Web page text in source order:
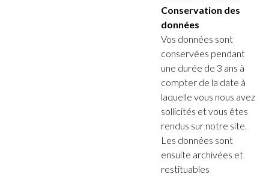
Conservation des
données
Vos données sont
conservées pendant
une durée de 3 ans à
compter de la date à
laquelle vous nous avez
sollicités et vous êtes
rendus sur notre site.
Les données sont
ensuite archivées et
restituables